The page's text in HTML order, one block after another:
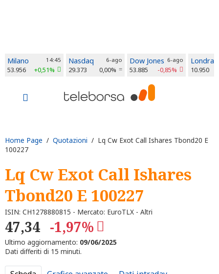
Milano 14:45
53.956 +0,51%
Nasdaq 6-ago
29.373 0,00%
Dow Jones 6-ago
53.885 -0,85%
Londra
10.950
Home Page / Quotazioni / Lq Cw Exot Call Ishares Tbond20 E
100227
Lq Cw Exot Call Ishares
Tbond20 E 100227
ISIN: CH1278880815 - Mercato: EuroTLX - Altri
47,34 -1,97%
Ultimo aggiornamento: 09/06/2025
Dati differiti di 15 minuti.